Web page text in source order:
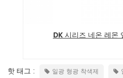
DK 시리즈 네온 레몬
핫 태그 : 일광 형광 착색제